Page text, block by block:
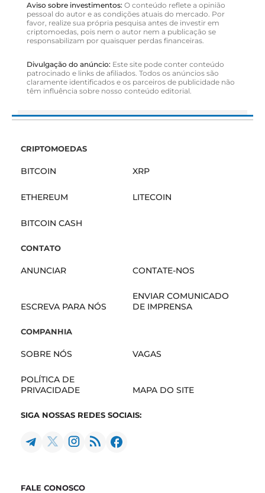
Aviso sobre investimentos: O conteúdo reflete a opinião
pessoal do autor e as condições atuais do mercado. Por
favor, realize sua própria pesquisa antes de investir em
criptomoedas, pois nem o autor nem a publicação se
responsabilizam por quaisquer perdas financeiras.
Divulgação do anúncio: Este site pode conter conteúdo
patrocinado e links de afiliados. Todos os anúncios são
claramente identificados e os parceiros de publicidade não
têm influência sobre nosso conteúdo editorial.
CRIPTOMOEDAS
BITCOIN XRP
ETHEREUM LITECOIN
BITCOIN CASH
CONTATO
ANUNCIAR CONTATE-NOS
ESCREVA PARA NÓS
ENVIAR COMUNICADO
DE IMPRENSA
COMPANHIA
SOBRE NÓS VAGAS
POLÍTICA DE
PRIVACIDADE
MAPA DO SITE
SIGA NOSSAS REDES SOCIAIS:
FALE CONOSCO